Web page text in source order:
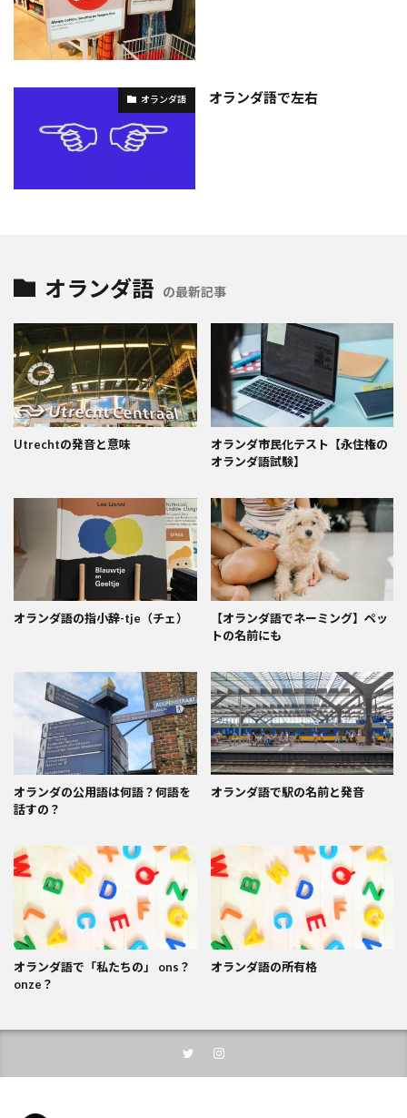
オランダ語 オランダ語で左右
オランダ語 の最新記事
Utrechtの発音と意味
オランダ市民化テスト【永住権の
オランダ語試験】
オランダ語の指小辞-tje（チェ）
【オランダ語でネーミング】ペッ
トの名前にも
オランダの公用語は何語？何語を
話すの？
オランダ語で駅の名前と発音
オランダ語で「私たちの」 ons？
onze？
オランダ語の所有格